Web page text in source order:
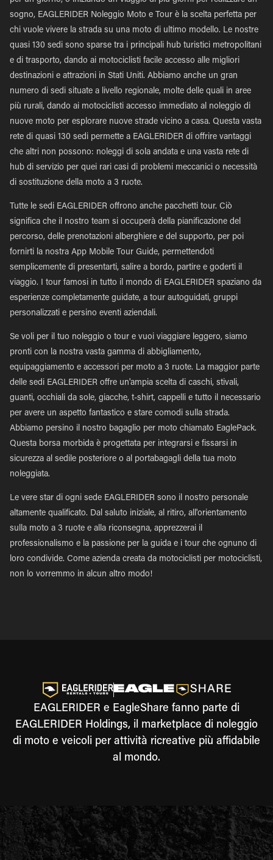
sogno, EAGLERIDER Noleggio Moto e Tour è la scelta perfetta per
chi vuole vivere la strada su una moto di ultimo modello. Le nostre
quasi 130 sedi sono sparse tra i principali hub turistici metropolitani
e di trasporto, dando ai motociclisti facile accesso alle migliori
destinazioni e attrazioni in Stati Uniti. Abbiamo anche un gran
numero di sedi situate a livello regionale, molte delle quali in aree
più rurali, dando ai motociclisti accesso immediato al noleggio di
nuove moto per esplorare nuove strade vicino a casa. Questa vasta
rete di quasi 130 sedi permette a EAGLERIDER di offrire vantaggi
che altri non possono: noleggi di sola andata e una vasta rete di
hub di servizio per quei rari casi di problemi meccanici o necessità
di sostituzione della moto a 3 ruote.
Tutte le sedi EAGLERIDER offrono anche pacchetti tour. Ciò
significa che il nostro team si occuperà della pianificazione del
percorso, delle prenotazioni alberghiere e del supporto, per poi
fornirti la nostra App Mobile Tour Guide, permettendoti
semplicemente di presentarti, salire a bordo, partire e goderti il
viaggio. I tour famosi in tutto il mondo di EAGLERIDER spaziano da
esperienze completamente guidate, a tour autoguidati, gruppi
personalizzati e persino eventi aziendali.
Se voli per il tuo noleggio o tour e vuoi viaggiare leggero, siamo
pronti con la nostra vasta gamma di abbigliamento,
equipaggiamento e accessori per moto a 3 ruote. La maggior parte
delle sedi EAGLERIDER offre un'ampia scelta di caschi, stivali,
guanti, occhiali da sole, giacche, t-shirt, cappelli e tutto il necessario
per avere un aspetto fantastico e stare comodi sulla strada.
Abbiamo persino il nostro bagaglio per moto chiamato EaglePack.
Questa borsa morbida è progettata per integrarsi e fissarsi in
sicurezza al sedile posteriore o al portabagagli della tua moto
noleggiata.
Le vere star di ogni sede EAGLERIDER sono il nostro personale
altamente qualificato. Dal saluto iniziale, al ritiro, all'orientamento
sulla moto a 3 ruote e alla riconsegna, apprezzerai il
professionalismo e la passione per la guida e i tour che ognuno di
loro condivide. Come azienda creata da motociclisti per motociclisti,
non lo vorremmo in alcun altro modo!
EAGLERIDER e EagleShare fanno parte di
EAGLERIDER Holdings, il marketplace di noleggio
di moto e veicoli per attività ricreative più affidabile
al mondo.